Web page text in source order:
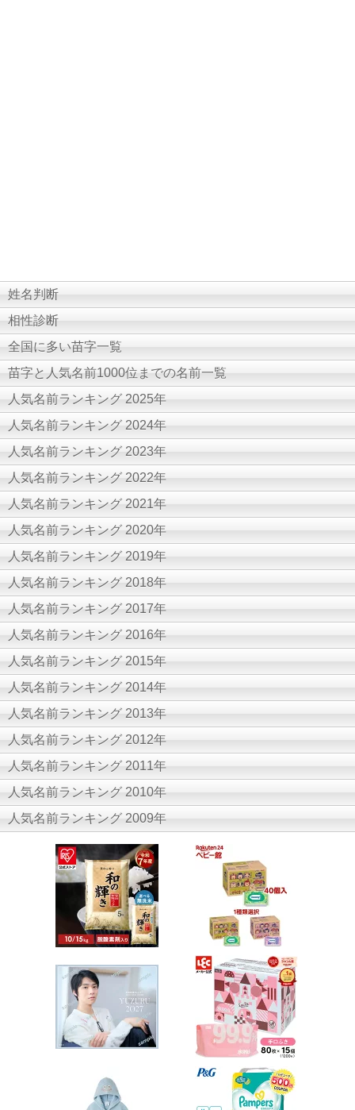
姓名判断
相性診断
全国に多い苗字一覧
苗字と人気名前1000位までの名前一覧
人気名前ランキング 2025年
人気名前ランキング 2024年
人気名前ランキング 2023年
人気名前ランキング 2022年
人気名前ランキング 2021年
人気名前ランキング 2020年
人気名前ランキング 2019年
人気名前ランキング 2018年
人気名前ランキング 2017年
人気名前ランキング 2016年
人気名前ランキング 2015年
人気名前ランキング 2014年
人気名前ランキング 2013年
人気名前ランキング 2012年
人気名前ランキング 2011年
人気名前ランキング 2010年
人気名前ランキング 2009年